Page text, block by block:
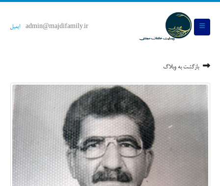
admin@majdifamily.ir ایمیل
بازگشت به وبلاگ